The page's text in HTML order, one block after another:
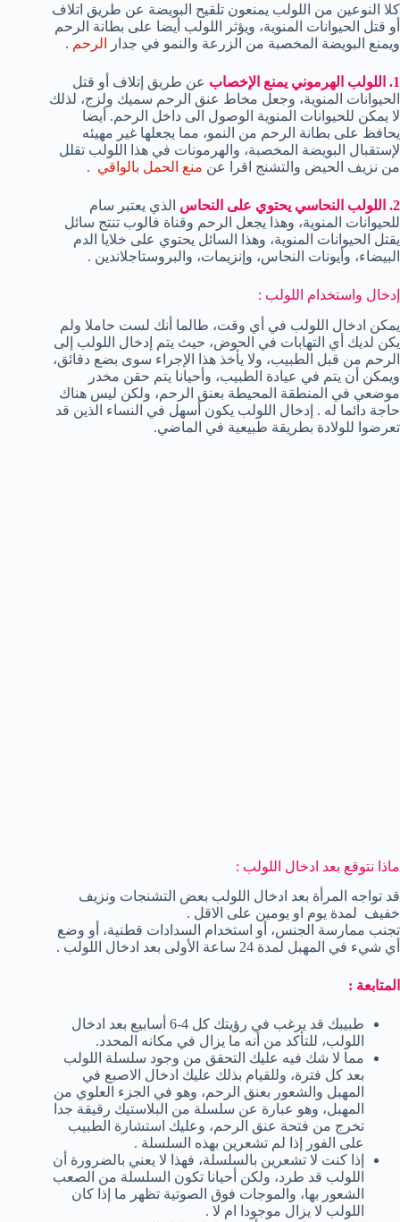
كلا النوعين من اللولب يمنعون تلقيح البويضة عن طريق اتلاف
أو قتل الحيوانات المنوية، ويؤثر اللولب أيضا على بطانة الرحم
ويمنع البويضة المخصبة من الزرعة والنمو في جدار
الرحم .
1. اللولب الهرموني يمنع الإخصاب
عن طريق إتلاف أو قتل
الحيوانات المنوية، وجعل مخاط عنق الرحم سميك ولزج، لذلك
لا يمكن للحيوانات المنوية الوصول الى داخل الرحم. أيضا
يحافظ على بطانة الرحم من النمو، مما يجعلها غير مهيئه
لإستقبال البويضة المخصبة، والهرمونات في هذا اللولب تقلل
من نزيف الحيض والتشنج اقرا عن منع الحمل بالواقي .
2. اللولب النحاسي يحتوي على النحاس
الذي يعتبر سام
للحيوانات المنوية، وهذا يجعل الرحم وقناة فالوب تنتج سائل
يقتل الحيوانات المنوية، وهذا السائل يحتوي على خلايا الدم
البيضاء، وأيونات النحاس، وإنزيمات، والبروستاجلاندين .
إدخال واستخدام اللولب :
يمكن ادخال اللولب في أي وقت، طالما أنك لست حاملا ولم
يكن لديك أي التهابات في الحوض، حيث يتم إدخال اللولب إلى
الرحم من قبل الطبيب، ولا يأخذ هذا الإجراء سوى بضع دقائق،
ويمكن أن يتم في عيادة الطبيب، وأحيانا يتم حقن مخدر
موضعي في المنطقة المحيطة بعنق الرحم، ولكن ليس هناك
حاجة دائما له . إدخال اللولب يكون أسهل في النساء الذين قد
تعرضوا للولادة بطريقة طبيعية في الماضي.
ماذا نتوقع بعد ادخال اللولب :
قد تواجه المرأة بعد ادخال اللولب بعض التشنجات ونزيف
خفيف لمدة يوم او يومين على الاقل .
تجنب ممارسة الجنس، أو استخدام السدادات قطنية، أو وضع
أي شيء في المهبل لمدة 24 ساعة الأولى بعد ادخال اللولب .
المتابعة :
طبيبك قد يرغب في رؤيتك كل 4-6 أسابيع بعد ادخال
اللولب، للتأكد من أنه ما يزال في مكانه المحدد.
مما لا شك فيه عليك التحقق من وجود سلسلة اللولب
بعد كل فترة، وللقيام بذلك عليك ادخال الاصبع في
المهبل والشعور بعنق الرحم، وهو في الجزء العلوي من
المهبل، وهو عبارة عن سلسلة من البلاستيك رقيقة جدا
تخرج من فتحة عنق الرحم، وعليك استشارة الطبيب
على الفور إذا لم تشعرين بهذه السلسلة .
إذا كنت لا تشعرين بالسلسلة، فهذا لا يعني بالضرورة أن
اللولب قد طرد، ولكن أحيانا تكون السلسلة من الصعب
الشعور بها، والموجات فوق الصوتية تظهر ما إذا كان
اللولب لا يزال موجودا ام لا .